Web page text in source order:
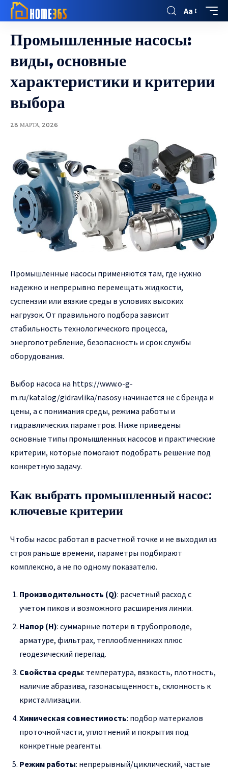
Aa
Промышленные насосы:
виды, основные
характеристики и критерии
выбора
28 МАРТА, 2026
Промышленные насосы применяются там, где нужно
надежно и непрерывно перемещать жидкости,
суспензии или вязкие среды в условиях высоких
нагрузок. От правильного подбора зависит
стабильность технологического процесса,
энергопотребление, безопасность и срок службы
оборудования.
Выбор насоса на https://www.o-g-
m.ru/katalog/gidravlika/nasosyначинается не с бренда и
цены, а с понимания среды, режима работы и
гидравлических параметров. Ниже приведены
основные типы промышленных насосов и практические
критерии, которые помогают подобрать решение под
конкретную задачу.
Как выбрать промышленный насос:
ключевые критерии
Чтобы насос работал в расчетной точке и не выходил из
строя раньше времени, параметры подбирают
комплексно, а не по одному показателю.
Производительность (Q): расчетный расход с
учетом пиков и возможного расширения линии.
Напор (H): суммарные потери в трубопроводе,
арматуре, фильтрах, теплообменниках плюс
геодезический перепад.
Свойства среды: температура, вязкость, плотность,
наличие абразива, газонасыщенность, склонность к
кристаллизации.
Химическая совместимость: подбор материалов
проточной части, уплотнений и покрытия под
конкретные реагенты.
Режим работы: непрерывный/циклический, частые